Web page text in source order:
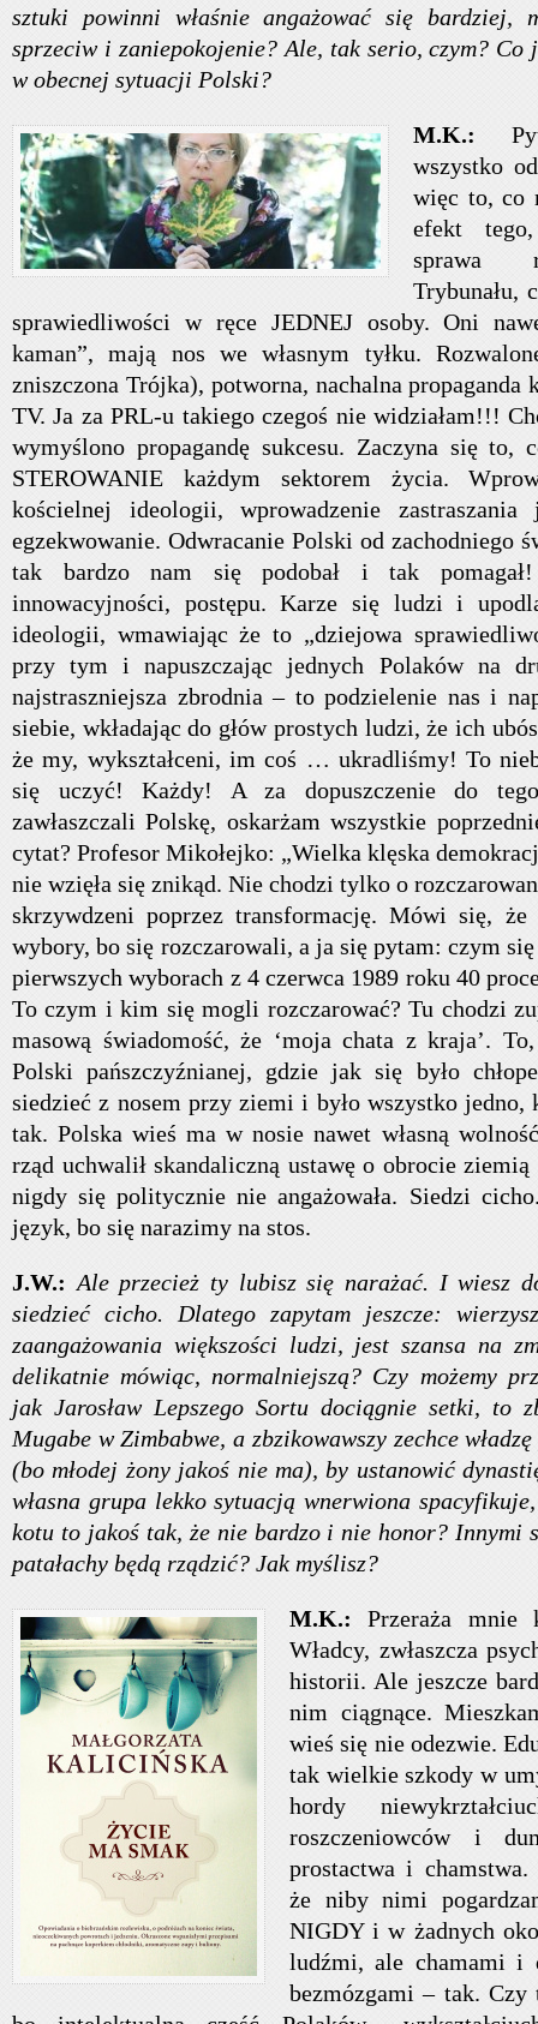
sztuki powinni właśnie angażować się bardziej,
sprzeciw i zaniepokojenie? Ale, tak serio, czym? Co
w obecnej sytuacji Polski?
M.K.:
wszystko
więc to, co
efekt
sprawa
Trybunału,
sprawiedliwości w ręce JEDNEJ osoby. Oni
kaman”, mają nos we własnym tyłku.
zniszczona Trójka), potworna, nachalna propaganda
TV. Ja za PRL-u takiego czegoś nie widziałam!!!
wymyślono propagandę sukcesu. Zaczyna się to,
STEROWANIE każdym sektorem życia.
kościelnej ideologii, wprowadzenie
egzekwowanie. Odwracanie Polski od zachodniego
tak bardzo nam się podobał i tak pomagał!
innowacyjności, postępu. Karze się ludzi i
ideologii, wmawiając że to „dziejowa
przy tym i napuszczając jednych Polaków na
najstraszniejsza zbrodnia – to podzielenie nas i
siebie, wkładając do głów prostych ludzi, że ich
że my, wykształceni, im coś … ukradliśmy! To
się uczyć! Każdy! A za dopuszczenie do
zawłaszczali Polskę, oskarżam wszystkie
cytat? Profesor Mikołejko: „Wielka klęska
nie wzięła się znikąd. Nie chodzi tylko o
skrzywdzeni poprzez transformację. Mówi się,
wybory, bo się rozczarowali, a ja się pytam: czym
pierwszych wyborach z 4 czerwca 1989 roku 40
To czym i kim się mogli rozczarować? Tu chodzi
masową świadomość, że ‘moja chata z kraja’.
Polski pańszczyźnianej, gdzie jak się było
siedzieć z nosem przy ziemi i było wszystko jedno,
tak. Polska wieś ma w nosie nawet własną
rząd uchwalił skandaliczną ustawę o obrocie
nigdy się politycznie nie angażowała. Siedzi
język, bo się narazimy na stos.
J.W.: Ale przecież ty lubisz się narażać. I wiesz
siedzieć cicho. Dlatego zapytam jeszcze:
zaangażowania większości ludzi, jest szansa na
delikatnie mówiąc, normalniejszą? Czy możemy
jak Jarosław Lepszego Sortu dociągnie setki, to
Mugabe w Zimbabwe, a zbzikowawszy zechce
(bo młodej żony jakoś nie ma), by ustanowić
własna grupa lekko sytuacją wnerwiona
kotu to jakoś tak, że nie bardzo i nie honor? Innymi
patałachy będą rządzić? Jak myślisz?
M.K.:Przeraża mnie
Władcy, zwłaszcza
historii. Ale jeszcze
nim ciągnące.
wieś się nie odezwie.
tak wielkie szkody w
hordy
roszczeniowców i
prostactwa i
że niby nimi
NIGDY i w żadnych
ludźmi, ale chamami i
bezmózgami – tak. Czy